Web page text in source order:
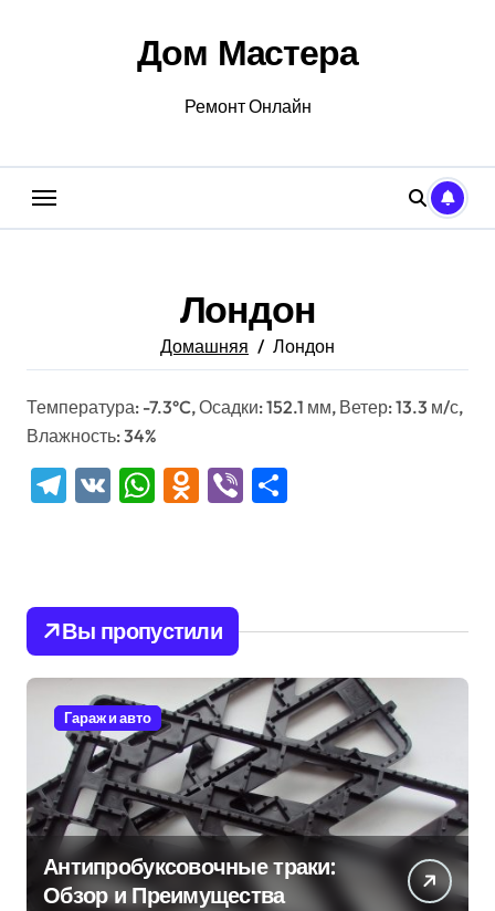
Дом Мастера
Ремонт Онлайн
Лондон
Домашняя Лондон
Температура: -7.3°C, Осадки: 152.1 мм, Ветер: 13.3 м/с,
Влажность: 34%
Telegram
VK WhatsApp
Odnoklassniki
Viber
Вы пропустили
Гараж и авто
Антипробуксовочные траки:
Обзор и Преимущества